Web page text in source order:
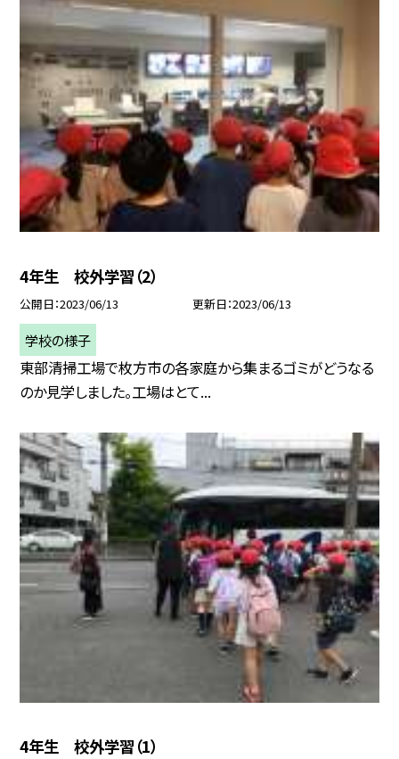
4年生 校外学習（2）
公開日 2023/06/13 更新日 2023/06/13
学校の様子
東部清掃工場で枚方市の各家庭から集まるゴミがどうなる
のか見学しました。工場はとて...
4年生 校外学習（1）